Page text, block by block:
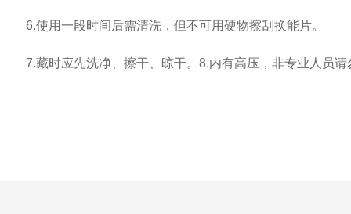
6.使用一段时间后需清洗，但不可用硬物擦刮换能片。
7.藏时应先洗净、擦干、晾干。8.内有高压，非专业人员